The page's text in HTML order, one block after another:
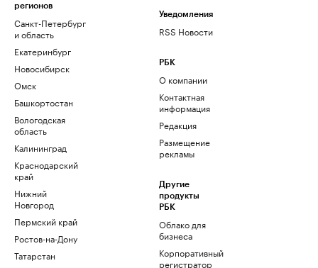
регионов
Санкт-Петербург
и область
Екатеринбург
Новосибирск
Омск
Башкортостан
Вологодская
область
Калининград
Краснодарский
край
Нижний
Новгород
Пермский край
Ростов-на-Дону
Татарстан
Уведомления
RSS Новости
РБК
О компании
Контактная
информация
Редакция
Размещение
рекламы
Другие
продукты
РБК
Облако для
бизнеса
Корпоративный
регистратор